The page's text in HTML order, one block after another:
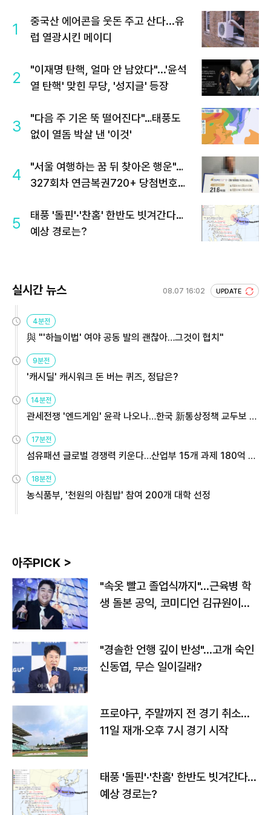
1
중국산 에어콘을 웃돈 주고 산다...유
럽 열광시킨 메이디
2
"이재명 탄핵, 얼마 안 남았다"...'윤석
열 탄핵' 맞힌 무당, '성지글' 등장
3
"다음 주 기온 뚝 떨어진다"…태풍도
없이 열돔 박살 낸 '이것'
4
"서울 여행하는 꿈 뒤 찾아온 행운"…
327회차 연금복권720+ 당첨번호조
5
태풍 '돌핀'·'찬홈' 한반도 빗겨간다…
예상 경로는?
실시간 뉴스 08.07 16:02 UPDATE
4분전
與 "'하늘이법' 여야 공동 발의 괜찮아…그것이 협치"
9분전
'캐시딜' 캐시워크 돈 버는 퀴즈, 정답은?
14분전
관세전쟁 '엔드게임' 윤곽 나오나…한국 新통상정책 교두보 활
용해야
17분전
섬유패션 글로벌 경쟁력 키운다…산업부 15개 과제 180억 지
원
18분전
농식품부, '천원의 아침밥' 참여 200개 대학 선정
아주PICK >
"속옷 빨고 졸업식까지"…근육병 학
생 돌본 공익, 코미디언 김규원이었
"경솔한 언행 깊이 반성"…고개 숙인
신동엽, 무슨 일이길래?
프로야구, 주말까지 전 경기 취소…
11일 재개·오후 7시 경기 시작
태풍 '돌핀'·'찬홈' 한반도 빗겨간다…
예상 경로는?